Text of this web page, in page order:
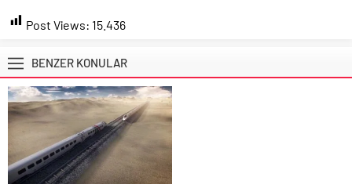
Post Views: 15.436
BENZER KONULAR